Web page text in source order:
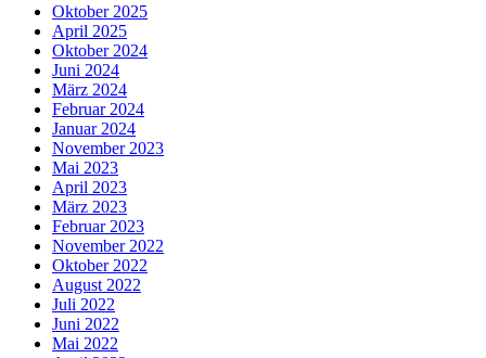
Oktober 2025
April 2025
Oktober 2024
Juni 2024
März 2024
Februar 2024
Januar 2024
November 2023
Mai 2023
April 2023
März 2023
Februar 2023
November 2022
Oktober 2022
August 2022
Juli 2022
Juni 2022
Mai 2022